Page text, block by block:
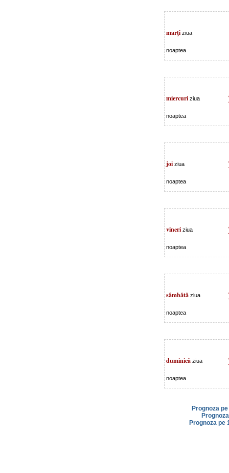
marţi ziua
noaptea
miercuri ziua
noaptea
joi ziua
noaptea
vineri ziua
noaptea
sâmbătă ziua
noaptea
duminică ziua
noaptea
Prognoza
Prognoza pe